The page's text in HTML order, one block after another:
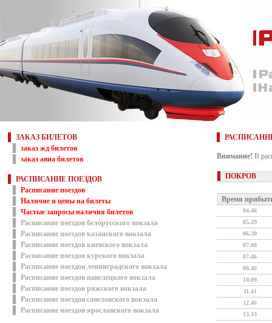
ЗАКАЗ БИЛЕТОВ
заказ жд билетов
заказ авиа билетов
РАСПИСАНИЕ ПОЕЗДОВ
Расписание поездов
Наличие и цены на билеты
Частые запросы наличия билетов
Расписание поездов белорусского вокзала
Расписание поездов казанского вокзала
Расписание поездов киевского вокзала
Расписание поездов курского вокзала
Расписание поездов ленинградского вокзала
Расписание поездов павелецкого вокзала
Расписание поездов рижского вокзала
Расписание поездов савеловского вокзала
Расписание поездов ярославского вокзала
Внимание! В
ПОКРОВ
Время
04.46
05.29
06.30
07.08
07.46
08.46
10.09
11.41
12.46
13.33